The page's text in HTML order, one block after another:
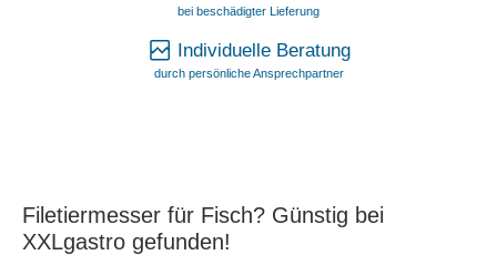
bei beschädigter Lieferung
Individuelle Beratung
durch persönliche Ansprechpartner
Filetiermesser für Fisch? Günstig bei
XXLgastro gefunden!